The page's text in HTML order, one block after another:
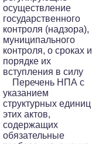
осуществление
государственного
контроля (надзора),
муниципального
контроля, о сроках и
порядке их
вступления в силу
Перечень НПА с
указанием
структурных единиц
этих актов,
содержащих
обязательные